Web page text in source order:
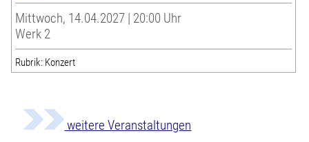
Mittwoch, 14.04.2027 | 20:00 Uhr
Werk 2
Rubrik: Konzert
weitere Veranstaltungen